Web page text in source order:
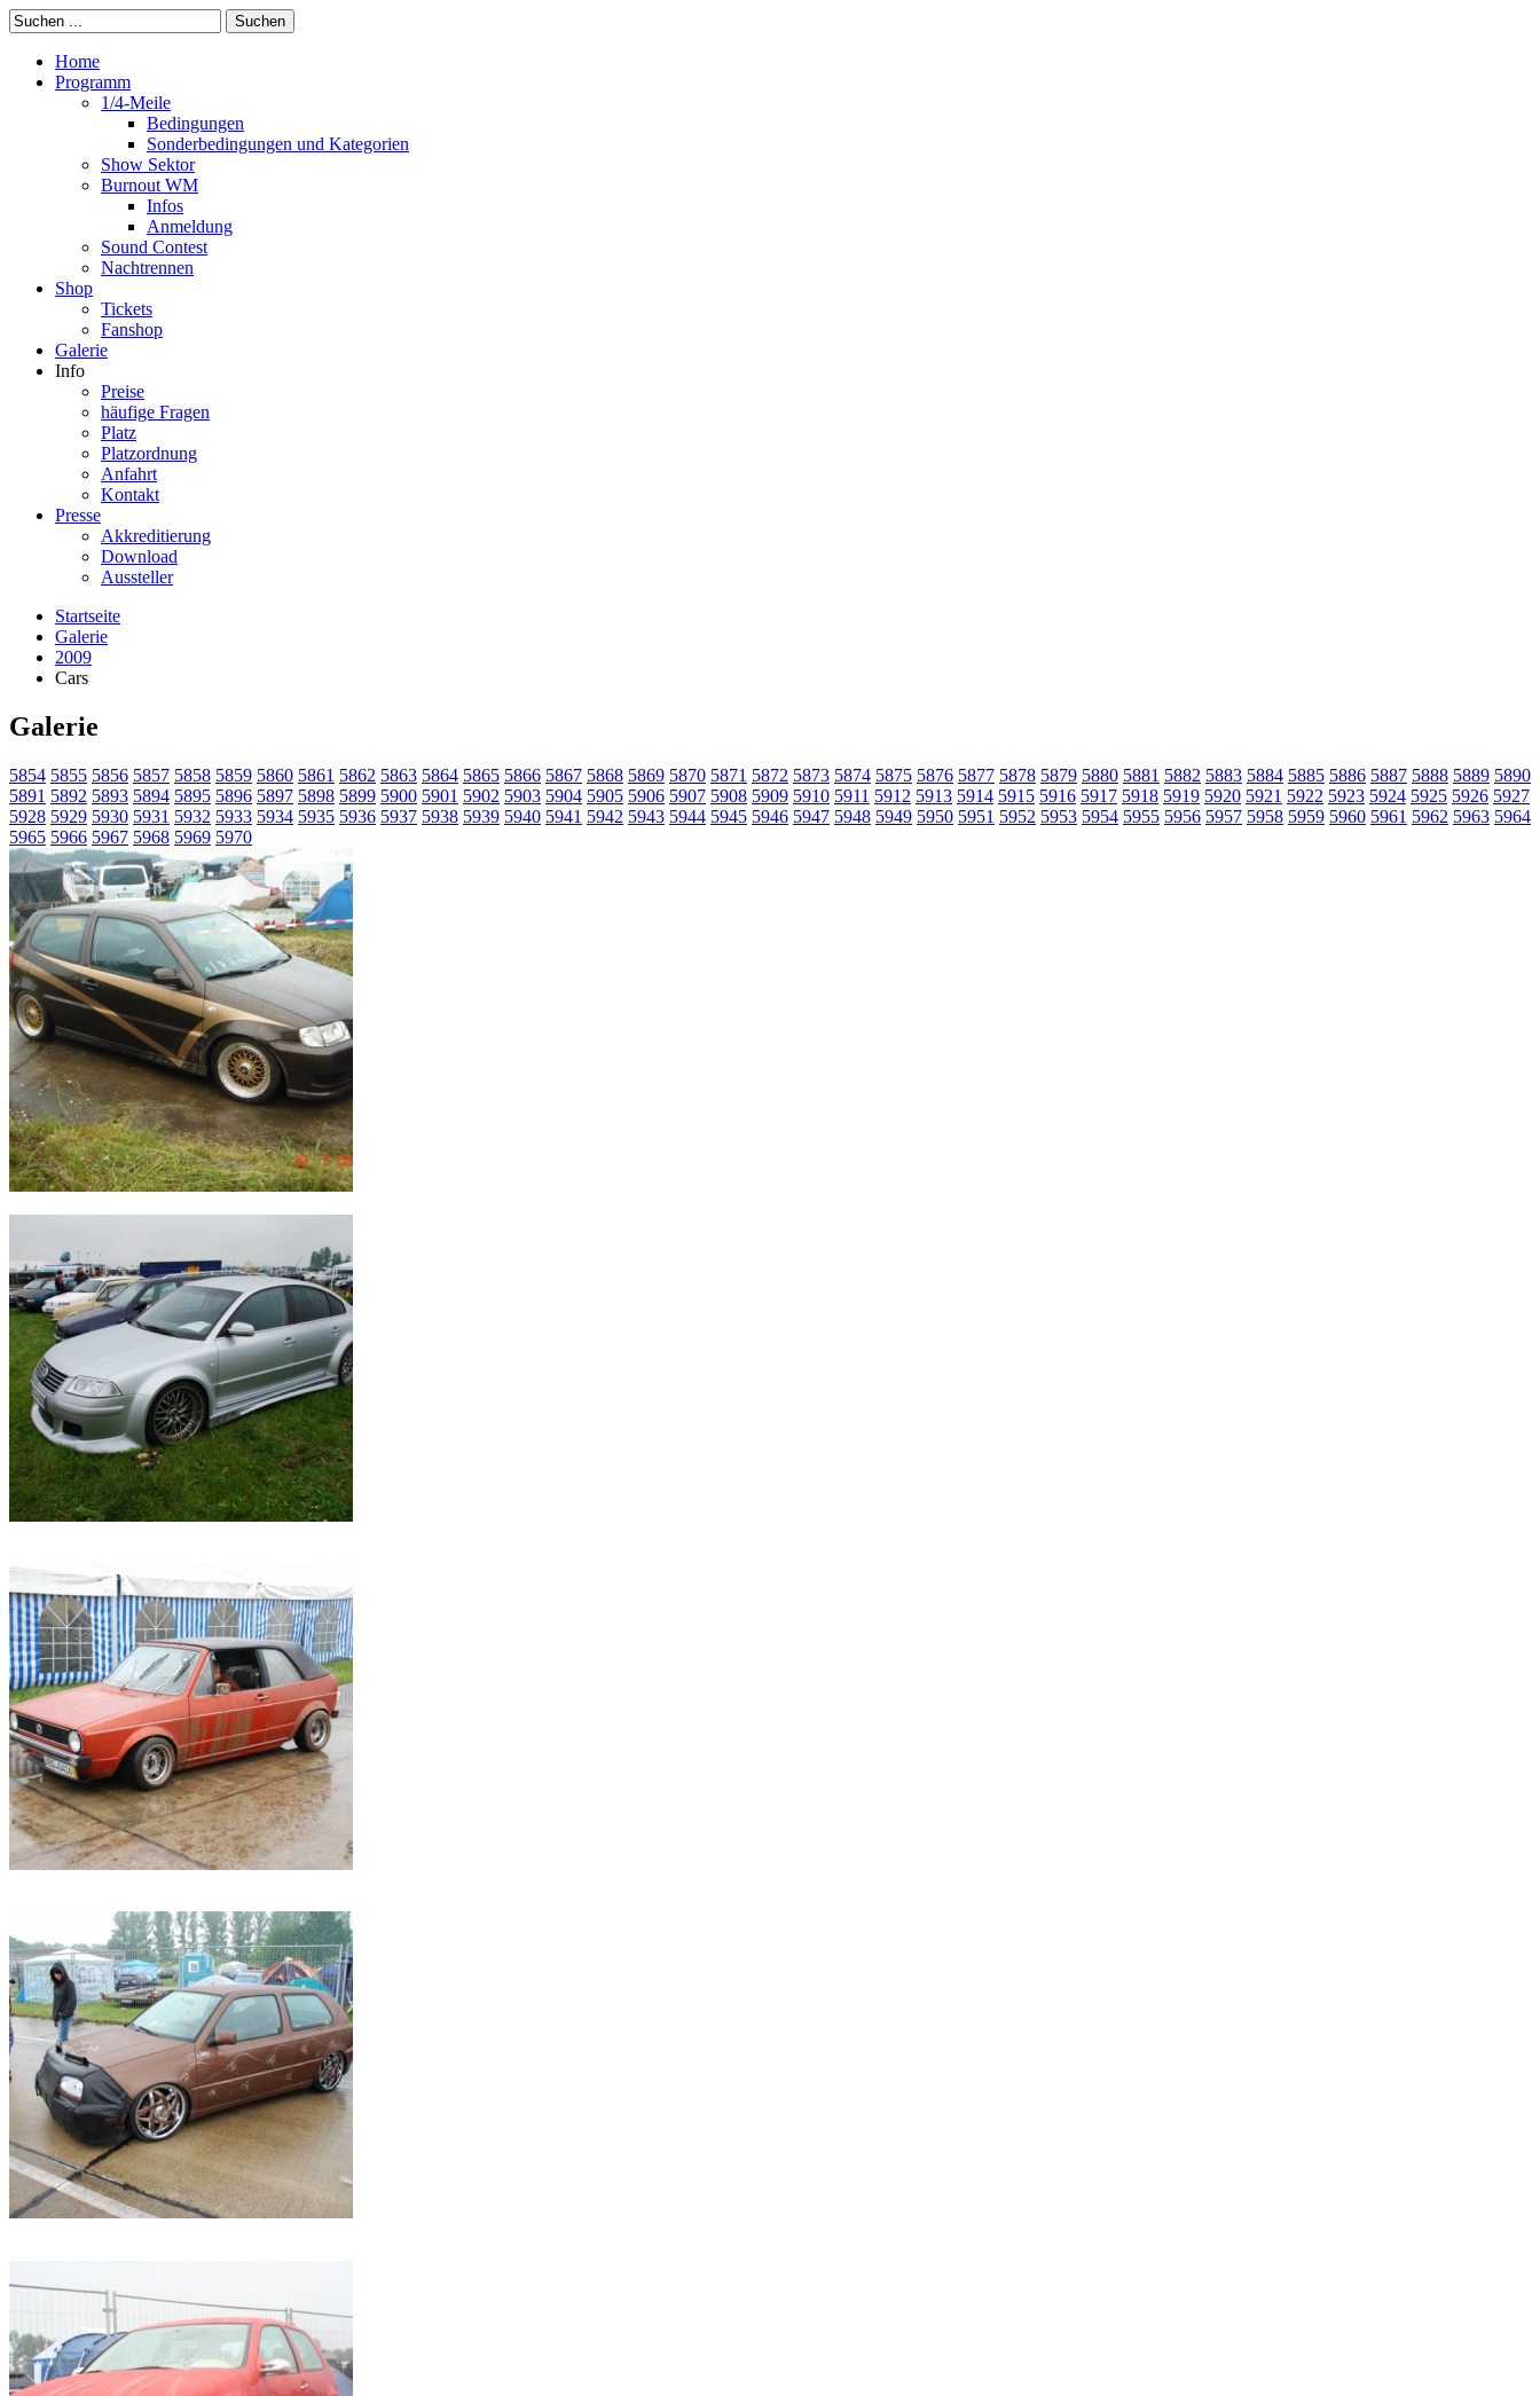
Suchen
Home
Programm
1/4-Meile
Bedingungen
Sonderbedingungen und Kategorien
Show Sektor
Burnout WM
Infos
Anmeldung
Sound Contest
Nachtrennen
Shop
Tickets
Fanshop
Galerie
Info
Preise
häufige Fragen
Platz
Platzordnung
Anfahrt
Kontakt
Presse
Akkreditierung
Download
Aussteller
Startseite
Galerie
2009
Cars
Galerie
5854 5855 5856 5857 5858 5859 5860 5861 5862 5863 5864 5865 5866 5867 5868 5869 5870 5871 5872 5873 5874 5875 5876 5877 5878 5879 5880 5881 5882 5883 5884 5885 5886 5887 5888 5889 5890
5891 5892 5893 5894 5895 5896 5897 5898 5899 5900 5901 5902 5903 5904 5905 5906 5907 5908 5909 5910 5911 5912 5913 5914 5915 5916 5917 5918 5919 5920 5921 5922 5923 5924 5925 5926 5927
5928 5929 5930 5931 5932 5933 5934 5935 5936 5937 5938 5939 5940 5941 5942 5943 5944 5945 5946 5947 5948 5949 5950 5951 5952 5953 5954 5955 5956 5957 5958 5959 5960 5961 5962 5963 5964
5965 5966 5967 5968 5969 5970